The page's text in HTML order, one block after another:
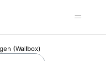
(Wallbox)